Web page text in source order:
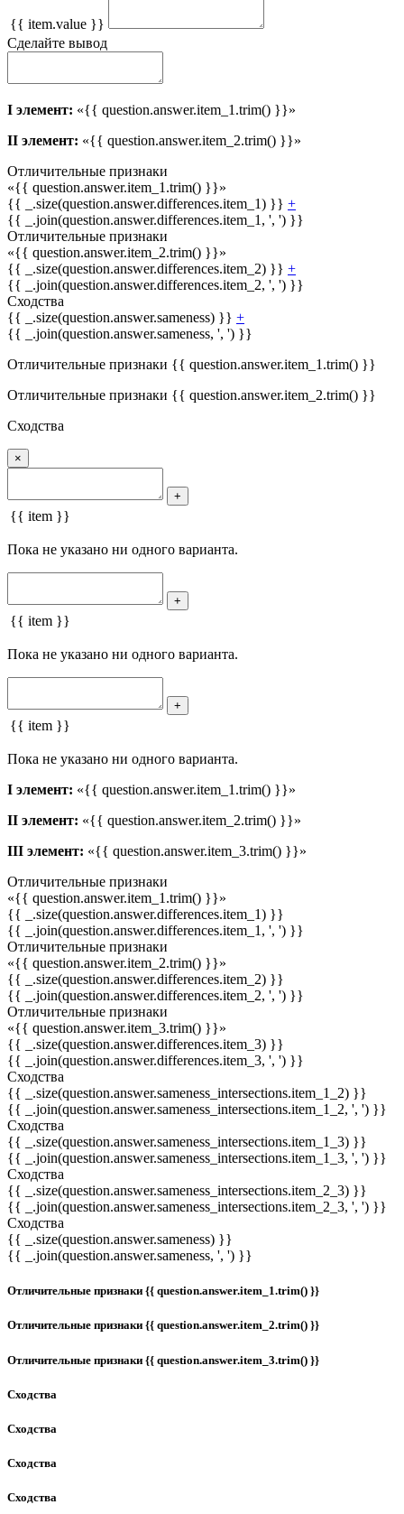
{{ item.value }}
Сделайте вывод
I элемент: «{{ question.answer.item_1.trim() }}»
II элемент: «{{ question.answer.item_2.trim() }}»
Отличительные признаки
«{{ question.answer.item_1.trim() }}»
{{ _.size(question.answer.differences.item_1) }} +
{{ _.join(question.answer.differences.item_1, ', ') }}
Отличительные признаки
«{{ question.answer.item_2.trim() }}»
{{ _.size(question.answer.differences.item_2) }} +
{{ _.join(question.answer.differences.item_2, ', ') }}
Сходства
{{ _.size(question.answer.sameness) }} +
{{ _.join(question.answer.sameness, ', ') }}
Отличительные признаки {{ question.answer.item_1.trim() }}
Отличительные признаки {{ question.answer.item_2.trim() }}
Сходства
×
+
{{ item }}
Пока не указано ни одного варианта.
+
{{ item }}
Пока не указано ни одного варианта.
+
{{ item }}
Пока не указано ни одного варианта.
I элемент: «{{ question.answer.item_1.trim() }}»
II элемент: «{{ question.answer.item_2.trim() }}»
III элемент: «{{ question.answer.item_3.trim() }}»
Отличительные признаки
«{{ question.answer.item_1.trim() }}»
{{ _.size(question.answer.differences.item_1) }}
{{ _.join(question.answer.differences.item_1, ', ') }}
Отличительные признаки
«{{ question.answer.item_2.trim() }}»
{{ _.size(question.answer.differences.item_2) }}
{{ _.join(question.answer.differences.item_2, ', ') }}
Отличительные признаки
«{{ question.answer.item_3.trim() }}»
{{ _.size(question.answer.differences.item_3) }}
{{ _.join(question.answer.differences.item_3, ', ') }}
Сходства
{{ _.size(question.answer.sameness_intersections.item_1_2) }}
{{ _.join(question.answer.sameness_intersections.item_1_2, ', ') }}
Сходства
{{ _.size(question.answer.sameness_intersections.item_1_3) }}
{{ _.join(question.answer.sameness_intersections.item_1_3, ', ') }}
Сходства
{{ _.size(question.answer.sameness_intersections.item_2_3) }}
{{ _.join(question.answer.sameness_intersections.item_2_3, ', ') }}
Сходства
{{ _.size(question.answer.sameness) }}
{{ _.join(question.answer.sameness, ', ') }}
Отличительные признаки {{ question.answer.item_1.trim() }}
Отличительные признаки {{ question.answer.item_2.trim() }}
Отличительные признаки {{ question.answer.item_3.trim() }}
Сходства
Сходства
Сходства
Сходства